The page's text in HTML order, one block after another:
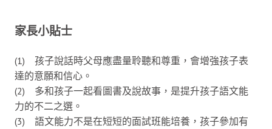
家長小貼士
(1) 孩子說話時父母應盡量聆聽和尊重，會增強孩子表
達的意願和信心。
(2) 多和孩子一起看圖書及說故事，是提升孩子語文能
力的不二之選。
(3) 語文能力不是在短短的面試班能培養，孩子參加有